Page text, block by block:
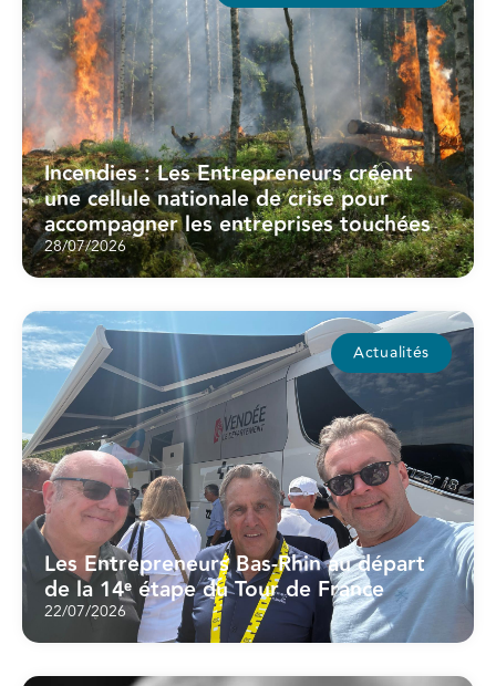
Incendies : Les Entrepreneurs créent
une cellule nationale de crise pour
accompagner les entreprises touchées
28/07/2026
Actualités
Les Entrepreneurs Bas-Rhin au départ
de la 14ᵉ étape du Tour de France
22/07/2026